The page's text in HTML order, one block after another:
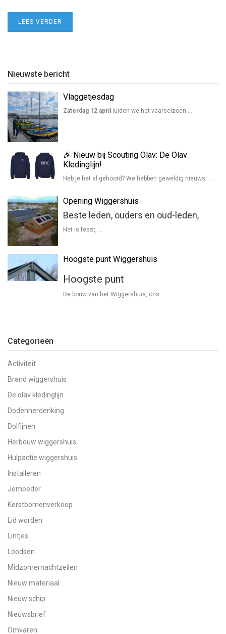
LEES VERDER
Nieuwste bericht
Vlaggetjesdag
Zaterdag 12 april luiden we het vaarseizoen …
🎉 Nieuw bij Scouting Olav: De Olav
Kledinglijn!
Heb je het al gehoord? We hebben geweldig nieuws! …
Opening Wiggershuis
Beste leden, ouders en oud-leden,
Het is feest, …
Hoogste punt Wiggershuis
Hoogste punt
De bouw van het Wiggershuis, ons …
Categorieën
Activiteit
Brand wiggershuis
De olav kledinglijn
Dodenherdenking
Dolfijnen
Herbouw wiggershuis
Hulpactie wiggershuis
Installeren
Jemoeder
Kerstbomenverkoop
Lid worden
Lintjes
Loodsen
Midzomernachtzeilen
Nieuw materiaal
Nieuw schip
Nieuwsbrief
Omvaren